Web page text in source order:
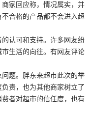
家回应称，情况属实，并
合格的产品都不会进入超
认可和支持。许多网友纷
生活的向往。有网友评论
题。胖东来超市此次的举
责，也为其他商家树立了
者对超市的信任度，也有